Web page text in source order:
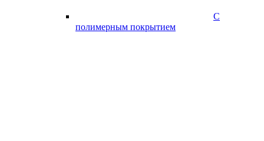
С
полимерным покрытием